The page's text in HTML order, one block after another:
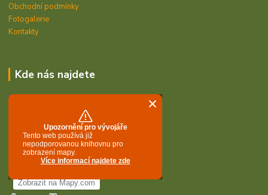
Obchodní podmínky
Fotogalerie
Kontakty
Kde nás najdete